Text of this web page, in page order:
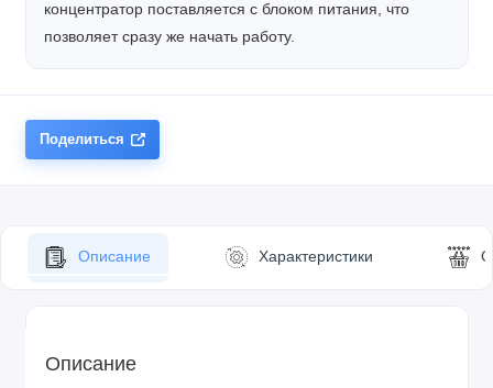
концентратор поставляется с блоком питания, что
позволяет сразу же начать работу.
Поделиться
Описание Характеристики
Описание